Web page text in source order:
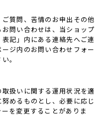
質問、苦情のお申出その他
問い合わせは、当ショップ
記」内にある連絡先へご連
ジ内のお問い合わせフォー
。
扱いに関する運用状況を適
めるものとし、必要に応じ
を変更することがありま